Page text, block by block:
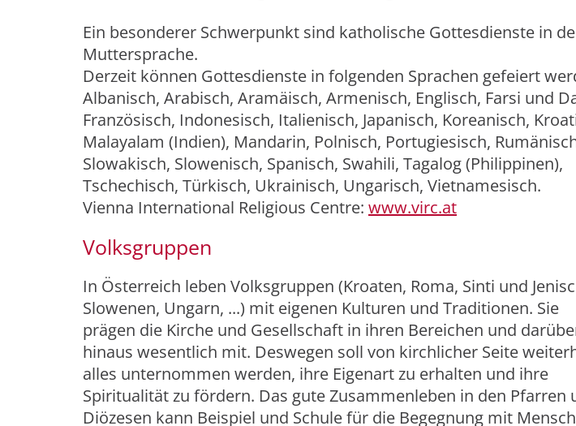
Ein besonderer Schwerpunkt sind katholische Gottesdienste in
Muttersprache.
Derzeit können Gottesdienste in folgenden Sprachen gefeiert
Albanisch, Arabisch, Aramäisch, Armenisch, Englisch, Farsi und
Französisch, Indonesisch, Italienisch, Japanisch, Koreanisch,
Malayalam (Indien), Mandarin, Polnisch, Portugiesisch,
Slowakisch, Slowenisch, Spanisch, Swahili, Tagalog (Philippinen),
Tschechisch, Türkisch, Ukrainisch, Ungarisch, Vietnamesisch.
Vienna International Religious Centre: www.virc.at
Volksgruppen
In Österreich leben Volksgruppen (Kroaten, Roma, Sinti und
Slowenen, Ungarn, ...) mit eigenen Kulturen und Traditionen. Sie
prägen die Kirche und Gesellschaft in ihren Bereichen und
hinaus wesentlich mit. Deswegen soll von kirchlicher Seite
alles unternommen werden, ihre Eigenart zu erhalten und ihre
Spiritualität zu fördern. Das gute Zusammenleben in den Pfarren
Diözesen kann Beispiel und Schule für die Begegnung mit